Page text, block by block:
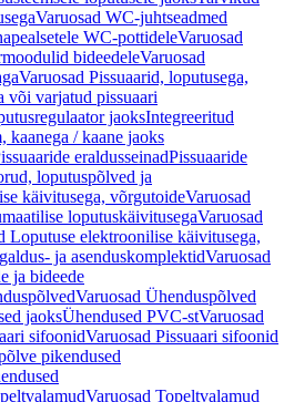
Varuosad WC-juhtseadmed
WC-pottideleVaruosad
bideedeleVaruosad
Varuosad Pissuaarid, loputusega,
või varjatud pissuaari
jaoksIntegreeritud
kaanega / kaane jaoks
eraldusseinadPissuaaride
loputuspõlved ja
käivitusega, võrgutoideVaruosad
loputuskäivitusegaVaruosad
Loputuse elektroonilise käivitusega,
ja asenduskomplektidVaruosad
ja bideede
Varuosad Ühenduspõlved
jaoksÜhendused PVC-stVaruosad
sifoonidVaruosad Pissuaari sifoonid
pikendused
Varuosad Topeltvalamud